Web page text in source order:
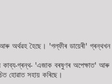
আৰু অৰ্থৱহ হৈছে। 'গল্ফীৰ ডায়েৰী' গ্ৰন্থখন
কাব্য-গ্ৰন্থ- 'এজাক বৰষুণৰ অপেক্ষাত' আৰু
হোৱাত সহায় কৰিছে।